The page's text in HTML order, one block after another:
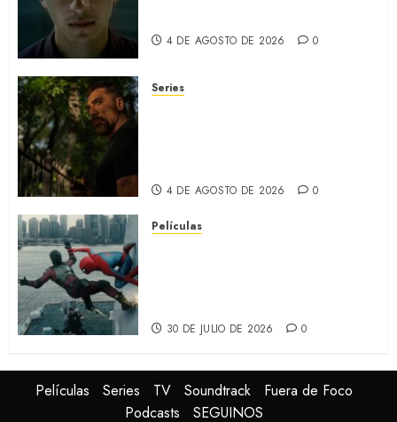
4 DE AGOSTO DE 2026 0
Series
4 DE AGOSTO DE 2026 0
Películas
30 DE JULIO DE 2026 0
Películas Series TV Soundtrack
Fuera de Foco
Podcasts
SEGUINOS